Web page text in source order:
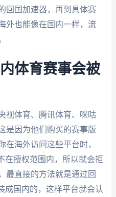
回国加速器，再到具体赛
外也能像在国内一样，流
体育赛事会被
视体育、腾讯体育、咪咕
是因为他们购买的赛事版
在海外访问这些平台时，
在授权范围内，所以就会拒
最直接的方法就是通过回
成国内的，这样平台就会认